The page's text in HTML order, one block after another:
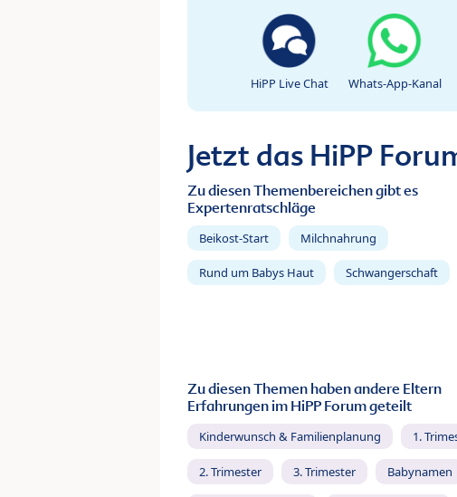
HiPP Live Chat Whats-App-Kanal
Jetzt das HiPP
Zu diesen Themenbereichen gibt es
Expertenratschläge
Beikost-Start Milchnahrung
Rund um Babys Haut Schwangerschaft
Zu diesen Themen haben andere Eltern
Erfahrungen im HiPP Forum geteilt
Kinderwunsch & Familienplanung 1.
2. Trimester 3. Trimester Babynamen